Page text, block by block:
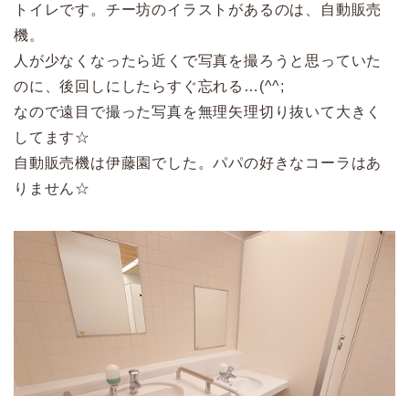
トイレです。チー坊のイラストがあるのは、自動販売
機。
人が少なくなったら近くで写真を撮ろうと思っていた
のに、後回しにしたらすぐ忘れる…(^^;
なので遠目で撮った写真を無理矢理切り抜いて大きく
してます☆
自動販売機は伊藤園でした。パパの好きなコーラはあ
りません☆